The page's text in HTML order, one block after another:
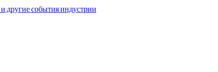
другие события индустрии